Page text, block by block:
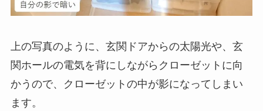
上の写真のように、玄関ドアからの太陽光や、玄
関ホールの電気を背にしながらクローゼットに向
かうので、クローゼットの中が影になってしまい
ます。